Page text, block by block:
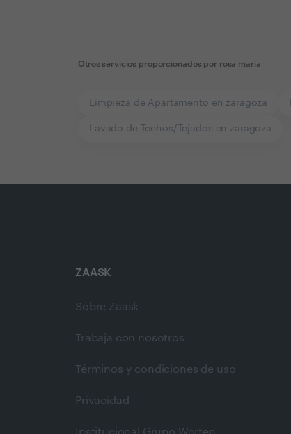
Otros servicios proporcionados por rosa maria
Limpieza de Apartamento en zaragoza
Lavado de Techos/Tejados en zaragoza
ZAASK
Sobre Zaask
Trabaja con nosotros
Términos y condiciones de uso
Privacidad